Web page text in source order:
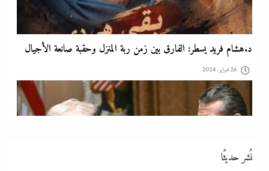
الفشل الأمريكي بعد فضح خلاف ترامب وهيجسيت على استنزاف
مخازن السلاح في حرب إيران
26 فبراير، 2024
نُشر حديثًا